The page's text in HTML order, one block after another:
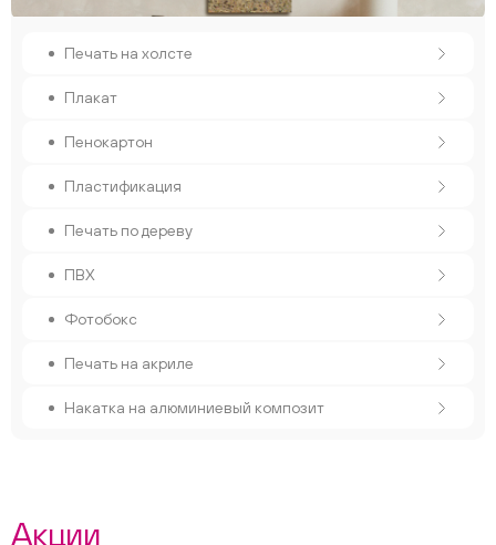
Печать на холсте
Плакат
Пенокартон
Пластификация
Печать по дереву
ПВХ
Фотобокс
Печать на акриле
Накатка на алюминиевый композит
Акции